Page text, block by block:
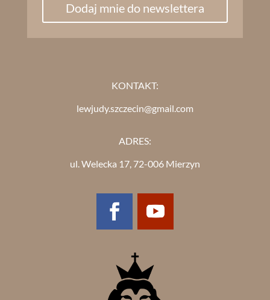
Dodaj mnie do newslettera
KONTAKT:
lewjudy.szczecin@gmail.com
ADRES:
ul. Welecka 17, 72-006 Mierzyn